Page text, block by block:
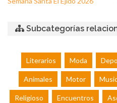
Subcategorías
Literarios Moda
Animales Motor
Religioso Encuentros